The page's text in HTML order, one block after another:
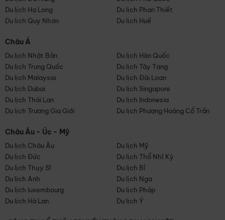
Du lịch Hạ Long
Du lịch Phan Thiết
Du lịch Quy Nhơn
Du lịch Huế
Châu Á
Du lịch Nhật Bản
Du lịch Hàn Quốc
Du lịch Trung Quốc
Du lịch Tây Tạng
Du lịch Malaysia
Du lịch Đài Loan
Du lịch Dubai
Du lịch Singapore
Du lịch Thái Lan
Du lịch Indonesia
Du lịch Trương Gia Giới
Du lịch Phượng Hoàng Cổ Trấn
Châu Âu - Úc - Mỹ
Du lịch Châu Âu
Du lịch Mỹ
Du lịch Đức
Du lịch Thổ Nhĩ Kỳ
Du lịch Thụy Sĩ
Du lịch Bỉ
Du lịch Anh
Du lịch Nga
Du lịch luxembourg
Du lịch Pháp
Du lịch Hà Lan
Du lịch Ý